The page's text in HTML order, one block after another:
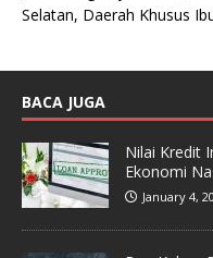
Selatan, Daerah Khusus
BACA JUGA
Nilai Kredit
Ekonomi
January 4,